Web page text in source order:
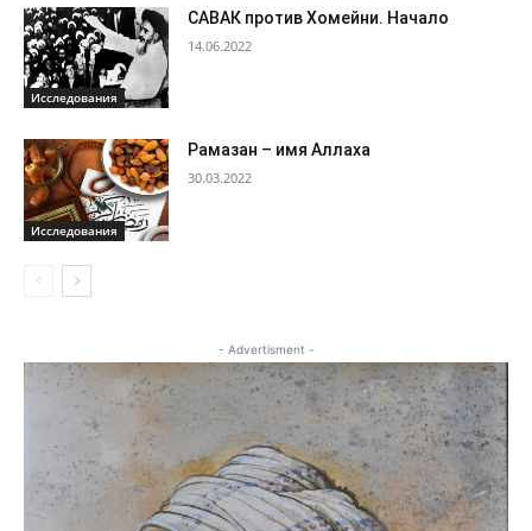
Исследования
САВАК против Хомейни. Начало
14.06.2022
Исследования
Рамазан – имя Аллаха
30.03.2022
- Advertisment -